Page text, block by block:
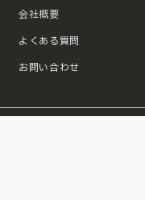
会社概要
よくある質問
お問い合わせ